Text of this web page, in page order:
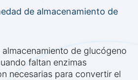
de almacenamiento de
de glucógeno
faltan enzimas
necesarias para convertir el